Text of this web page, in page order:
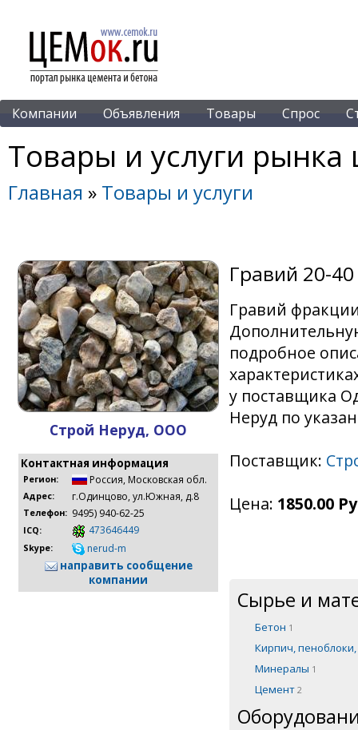
Компании Объявления Товары Спрос
Товары и услуги рынка
Главная » Товары и услуги
Строй Неруд, ООО
Контактная информация
Регион: Россия, Московская обл.
Адрес: г.Одинцово, ул.Южная, д.8
Телефон: 9495) 940-62-25
ICQ: 473646449
Skype: nerud-m
направить сообщение
компании
Гравий 20-40
Гравий
подробное
у поставщика
Неруд по
Поставщик:
Цена: 1850.00
Сырье и
Бетон 1
Кирпич,
Минералы 1
Цемент 2